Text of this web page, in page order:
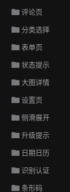
评论页
分类选择
表单页
状态提示
大图详情
设置页
侧滑展开
升级提示
日期日历
识别认证
条形码